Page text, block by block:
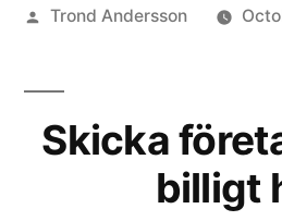
Posted
Trond Andersson
Skicka
billigt